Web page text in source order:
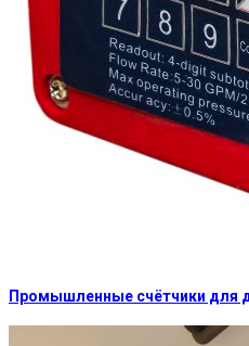
Промышленные счётчики для